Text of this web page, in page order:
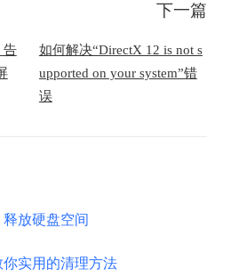
告
下一篇
如何解决“DirectX 12 is not s
upported on your system”错
误
放硬盘空间
实用的清理方法